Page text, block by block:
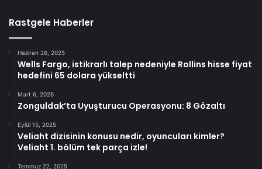
Rastgele Haberler
Haziran 26, 2025
Wells Fargo, istikrarlı talep nedeniyle Rollins hisse fiyat
hedefini 65 dolara yükseltti
Mart 6, 2026
Zonguldak’ta Uyuşturucu Operasyonu: 8 Gözaltı
Eylül 15, 2025
Veliaht dizisinin konusu nedir, oyuncuları kimler?
Veliaht 1. bölüm tek parça izle!
Temmuz 22, 2025